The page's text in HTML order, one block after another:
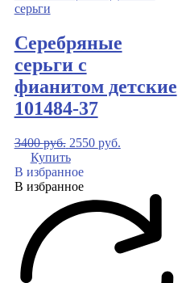
Серебряные
серьги с
фианитом детские
101484-37
3400руб. 2550 руб.
Купить
В избранное
В избранное